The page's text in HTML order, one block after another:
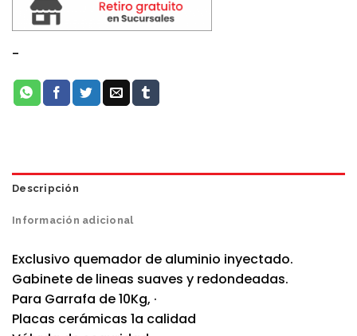
-
Descripción
Información adicional
Exclusivo quemador de aluminio inyectado.
Gabinete de lineas suaves y redondeadas.
Para Garrafa de 10Kg, ·
Placas cerámicas 1a calidad